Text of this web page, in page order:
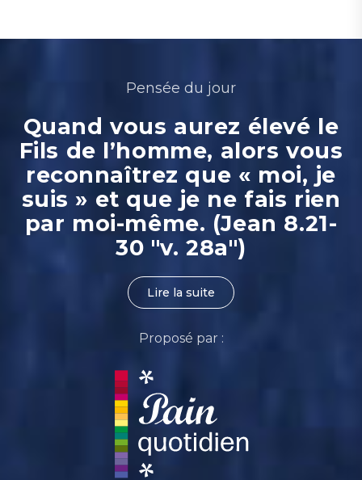
Pensée du jour
Quand vous aurez élevé le
Fils de l’homme, alors vous
reconnaîtrez que « moi, je
suis » et que je ne fais rien
par moi-même. (Jean 8.21-
30 "v. 28a")
Lire la suite
Proposé par :